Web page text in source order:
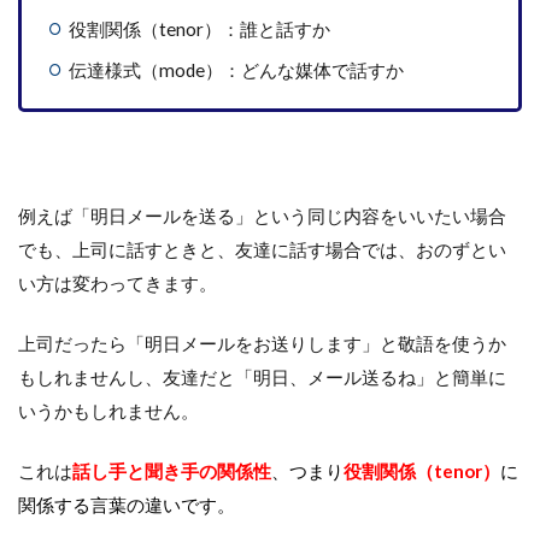
役割関係（tenor）：誰と話すか
伝達様式（mode）：どんな媒体で話すか
例えば「明日メールを送る」という同じ内容をいいたい場合
でも、上司に話すときと、友達に話す場合では、おのずとい
い方は変わってきます。
上司だったら「明日メールをお送りします」と敬語を使うか
もしれませんし、友達だと「明日、メール送るね」と簡単に
いうかもしれません。
これは話し手と聞き手の関係性 、つまり役割関係（tenor） に
関係する言葉の違いです。